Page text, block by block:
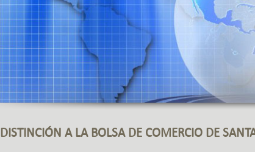
DISTINCIÓN A LA BOLSA DE COMERCIO DE